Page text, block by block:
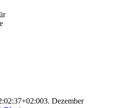
3. Dezember